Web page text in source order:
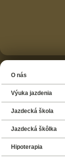
O nás
Výuka jazdenia
Jazdecká škola
Jazdecká škôlka
Hipoterapia